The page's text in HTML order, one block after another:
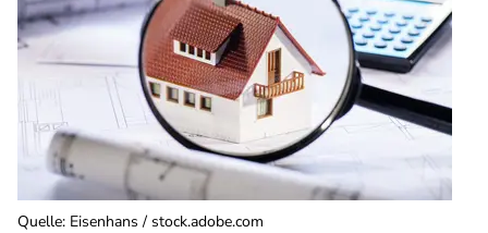
Quelle: Eisenhans / stock.adobe.com